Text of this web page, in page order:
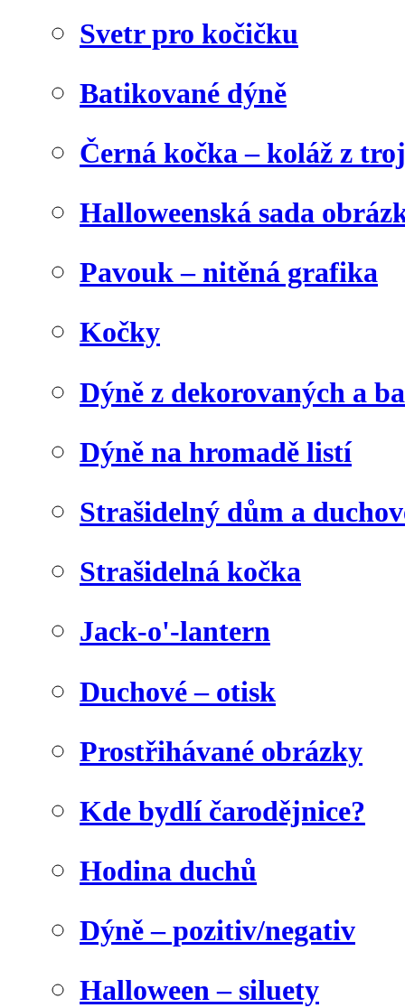
Svetr pro kočičku
Batikované dýně
Černá kočka – koláž z
Halloweenská sada
Pavouk – nitěná grafika
Kočky
Dýně z dekorovaných a
Dýně na hromadě listí
Strašidelný dům a
Strašidelná kočka
Jack-o'-lantern
Duchové – otisk
Prostřihávané obrázky
Kde bydlí čarodějnice?
Hodina duchů
Dýně – pozitiv/negativ
Halloween – siluety